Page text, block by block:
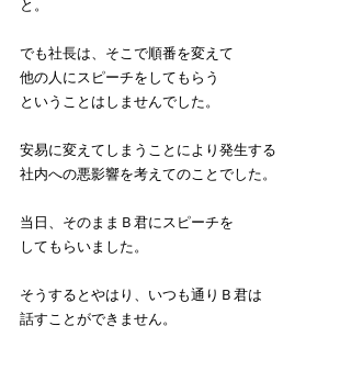
と。
でも社長は、そこで順番を変えて
他の人にスピーチをしてもらう
ということはしませんでした。
安易に変えてしまうことにより発生する
社内への悪影響を考えてのことでした。
当日、そのままＢ君にスピーチを
してもらいました。
そうするとやはり、いつも通りＢ君は
話すことができません。